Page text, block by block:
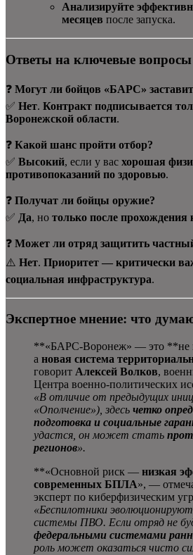
Анализируйте
месяцев после запуска.
Ответы на ключевые вопросы
❓ Могут ли бойцов «БАРС»
✅ Нет. Контракт подписывается
Воронежской области.
❓ Какой шанс пройти отбор?
✅ Высокий, если у вас хорошая
противопоказаний по здоровью.
❓ Получат ли бойцы оружие?
✅ Да, но только после прохождения
❓ Может ли отряд защитить
⚠️ Нет. Приоритет — критически
социальная инфраструктура.
Экспертное мнение: что
**«БАРС-Воронеж» — это **не
а новая система
говорит Алексей Волков,
Центра военно-политических
«В отличие от предыдущих
«Ополчение»), здесь четко
подготовка и социальные
удастся, он может стать
регионов».
**«Основной риск — низкая
современных БПЛА», —
эксперт по киберфизическим
«Беспилотники
системы ПВО. Если отряд не
федеральными системами
роль может оказаться чисто